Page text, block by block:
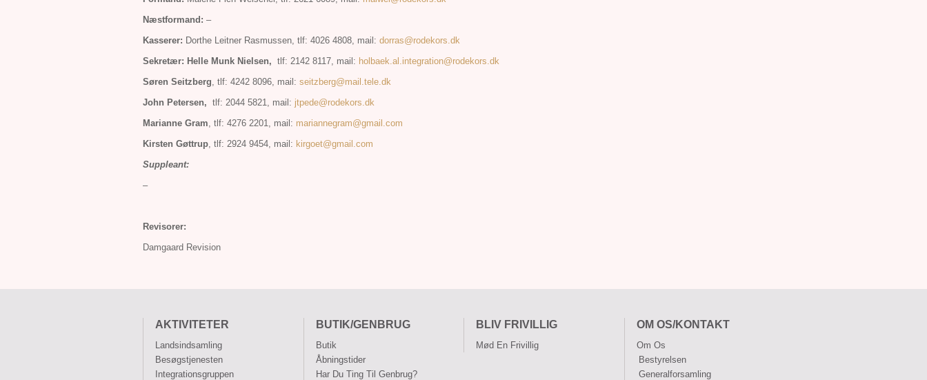
Næstformand: –
Kasserer: Dorthe Leitner Rasmussen, tlf: 4026 4808, mail: dorras@rodekors.dk
Sekretær: Helle Munk Nielsen, tlf: 2142 8117, mail: holbaek.al.integration@rodekors.dk
Søren Seitzberg, tlf: 4242 8096, mail: seitzberg@mail.tele.dk
John Petersen, tlf: 2044 5821, mail: jtpede@rodekors.dk
Marianne Gram, tlf: 4276 2201, mail: mariannegram@gmail.com
Kirsten Gøttrup, tlf: 2924 9454, mail: kirgoet@gmail.com
Suppleant:
–
Revisorer:
Damgaard Revision
AKTIVITETER
Landsindsamling
Besøgstjenesten
Integrationsgruppen
BUTIK/GENBRUG
Butik
Åbningstider
Har Du Ting Til Genbrug?
BLIV FRIVILLIG
Mød En Frivillig
OM OS/KONTAKT
Om Os
Bestyrelsen
Generalforsamling